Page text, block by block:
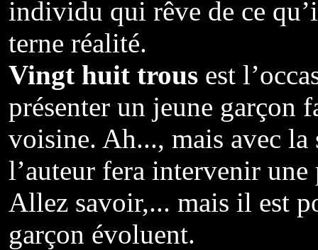
individu qui rêve de ce
terne réalité.
Vingt huit trous est
présenter un jeune garçon
voisine. Ah..., mais avec
l’auteur fera intervenir
Allez savoir,... mais il est
garçon évoluent.